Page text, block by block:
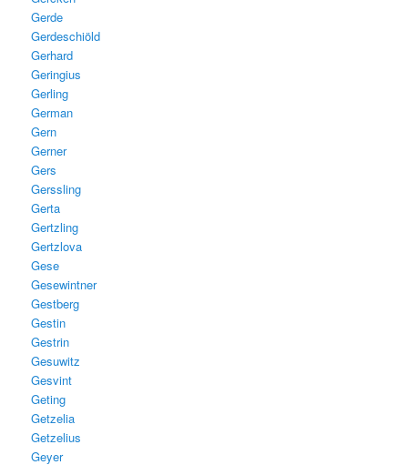
Gerde
Gerdeschiöld
Gerhard
Geringius
Gerling
German
Gern
Gerner
Gers
Gerssling
Gerta
Gertzling
Gertzlova
Gese
Gesewintner
Gestberg
Gestin
Gestrin
Gesuwitz
Gesvint
Geting
Getzelia
Getzelius
Geyer